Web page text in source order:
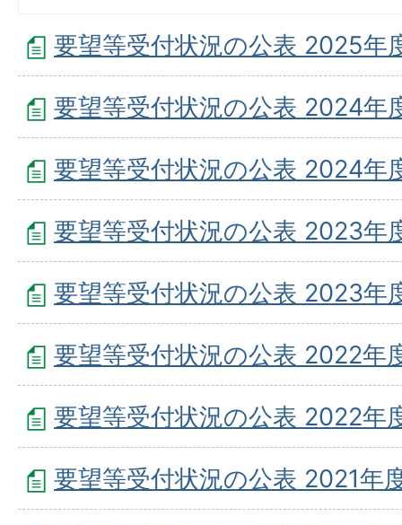
要望等受付状況の公表 2025年
要望等受付状況の公表 2024年
要望等受付状況の公表 2024年
要望等受付状況の公表 2023年
要望等受付状況の公表 2023年
要望等受付状況の公表 2022年
要望等受付状況の公表 2022年
要望等受付状況の公表 2021年